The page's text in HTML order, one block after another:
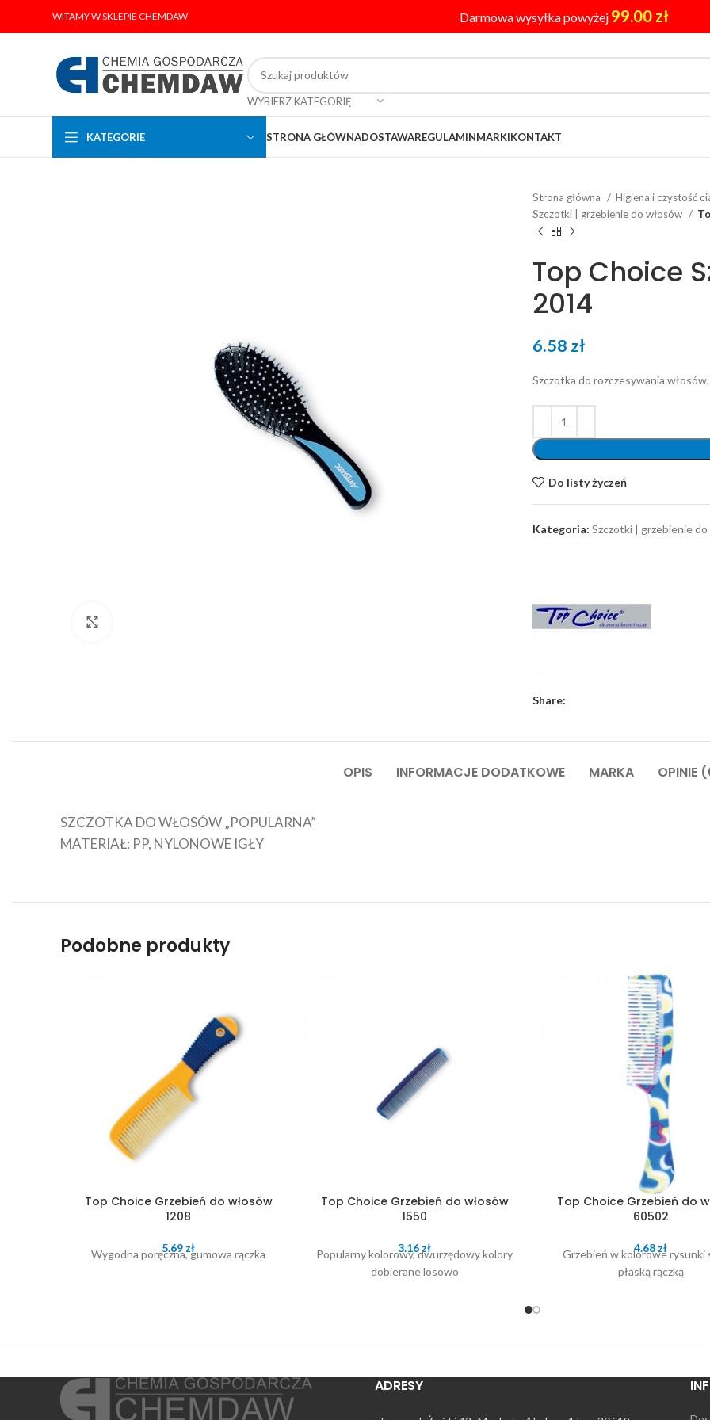
WITAMY W SKLEPIE CHEMDAW Darmowa wysyłka powyżej 99.00 zł
WYBIERZ KATEGORIĘ
KATEGORIE STRONA GŁÓWNADOSTAWAREGULAMINMARKIKONTAKT
Strona główna
Higiena i czystość
Szczotki | grzebienie do włosów
Top Choice
2014
6.58 zł
Szczotka do rozczesywania
Do listy życzeń
Kategoria: Szczotki | grzebienie
Share:
OPIS INFORMACJE DODATKOWE MARKA OPINIE
SZCZOTKA DO WŁOSÓW „POPULARNA”
MATERIAŁ: PP, NYLONOWE IGŁY
Podobne produkty
Top Choice Grzebień do włosów
1208
5.69 zł
Wygodna poręczna, gumowa rączka
Top Choice Grzebień do włosów
1550
3.16zł
Popularny kolorowy, dwurzędowy kolory
dobierane losowo
Top Choice Grzebień do
60502
4.68 zł
Grzebień w kolorowe rysunki
płaską rączką
ADRESY